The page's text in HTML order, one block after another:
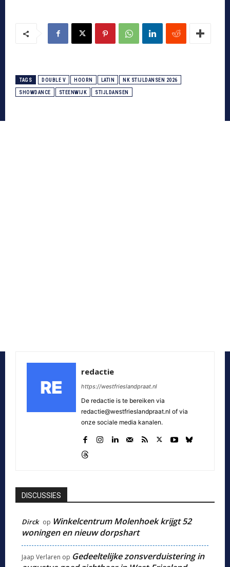
TAGS DOUBLE V HOORN LATIN NK STIJLDANSEN 2026
SHOWDANCE STEENWIJK STIJLDANSEN
redactie
https://westfrieslandpraat.nl
De redactie is te bereiken via
redactie@westfrieslandpraat.nl of via
onze sociale media kanalen.
DISCUSSIES
Dirck op Winkelcentrum Molenhoek krijgt 52
woningen en nieuw dorpshart
Jaap Verlaren op Gedeeltelijke zonsverduistering in